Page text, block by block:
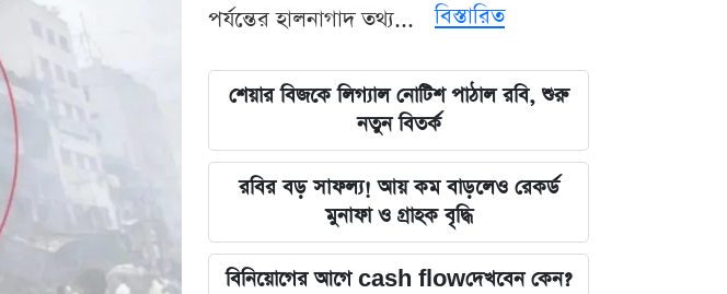
পর্যন্তের হালনাগাদ তথ্য...
বিস্তারিত
শেয়ার বিজকে লিগ্যাল নোটিশ পাঠাল রবি, শুরু
নতুন বিতর্ক
রবির বড় সাফল্য! আয় কম বাড়লেও রেকর্ড
মুনাফা ও গ্রাহক বৃদ্ধি
বিনিয়োগের আগে cash flowদেখবেন কেন?